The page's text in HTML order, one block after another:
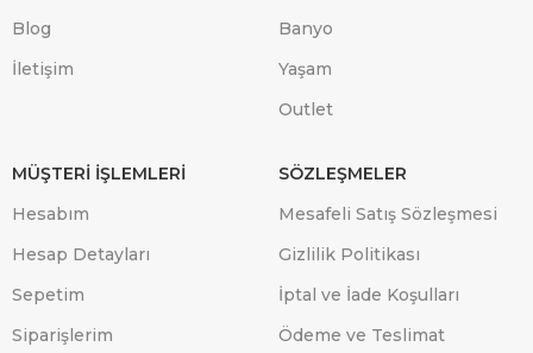
Blog
İletişim
Banyo
Yaşam
Outlet
MÜŞTERİ İŞLEMLERİ
Hesabım
Hesap Detayları
Sepetim
Siparişlerim
SÖZLEŞMELER
Mesafeli Satış Sözleşmesi
Gizlilik Politikası
İptal ve İade Koşulları
Ödeme ve Teslimat